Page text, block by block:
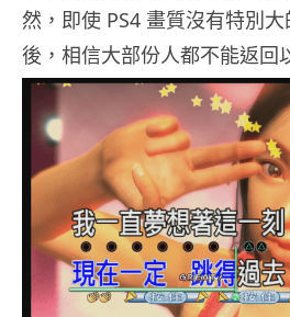
然，即使 PS4 畫質沒有特別
後，相信大部份人都不能返回